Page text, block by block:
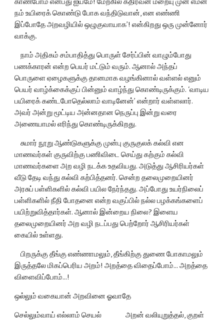
நம் உயிரைக் கொண்டு போக வந்திடுவான், என எண்ணி
இப்போதே அறவழியில் ஒழுகுவாயாக’! என்கிறது ஒரு முன்னோர்
வாக்கு.
    நாம் அதிகம் சம்பாதித்து பொருள் சேர்ப்பின் வாழும்போது
பணக்காரன் என்ற பெயர் மட்டும் வரும். ஆனால் அந்தப்
பொருளை ஏழைகளுக்கு தானமாக வழங்கினால் வள்ளல் எனும்
பெயர் வாழ்க்கைக்குப் பின்னும் வாழ்ந்து கொண்டிருக்கும். ‘வாடிய
பயிரைக் கண்டபோதெல்லாம் வாடினேன்’ என்றார் வள்ளலார்.
அவர் அன்று மூட்டிய அன்னதான நெருப்பு இன்று வரை
அணையாமல் எரிந்து கொண்டிருக்கிறது.
    சுமார் நூறு ஆண்டுகளுக்கு முன்பு குருகுலக் கல்வி என
மாணவர்கள் குருவிற்கு பணிவிடை செய்து கற்கும் கல்வி
மாணவர்களை அற வழி நடக்க உதவியது. அடுத்து ஆசிரியர்கள்
வீடு தேடி வந்து கல்வி கற்பித்தனர். சென்ற தலைமுறையினர்
அரசுப் பள்ளிகளில் கல்வி பயில நேர்ந்தது. அப்போது உயர்நிலைப்
பள்ளிகளில் நீதி போதனை என்ற வகுப்பி‌ல் நல்ல பழக்கங்களைப்
பயிற்றுவித்தார்கள். ஆனால் இன்றைய நிலை? இளைய
தலைமுறையினர் அற வழி நடப்பது பெற்றோர் ஆசிரியர்கள்
கையில் உள்ளது.
    பிறருக்கு தீங்கு எண்ணாமலும், தீங்கிற்கு துணை போகாமலும்
இருத்தலே மிகப்பெரிய அறம்! அறத்தை விதைப்போம்... அறத்தை
விளைவிப்போம்...!
ஒல்லும் வகையான் அறவினை ஓவாதே
செல்லும்வாய் எல்லாம் செயல்                அறன் வலியுறுத்தல், குறள்